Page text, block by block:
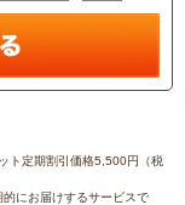
ト定期割引価格5,500円（税
にお届けするサービスで